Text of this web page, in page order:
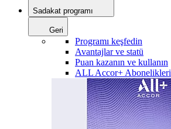
Sadakat programı
Geri
Programı keşfedin
Avantajlar ve statü
Puan kazanın ve kullanın
ALL Accor+ Abonelikleri